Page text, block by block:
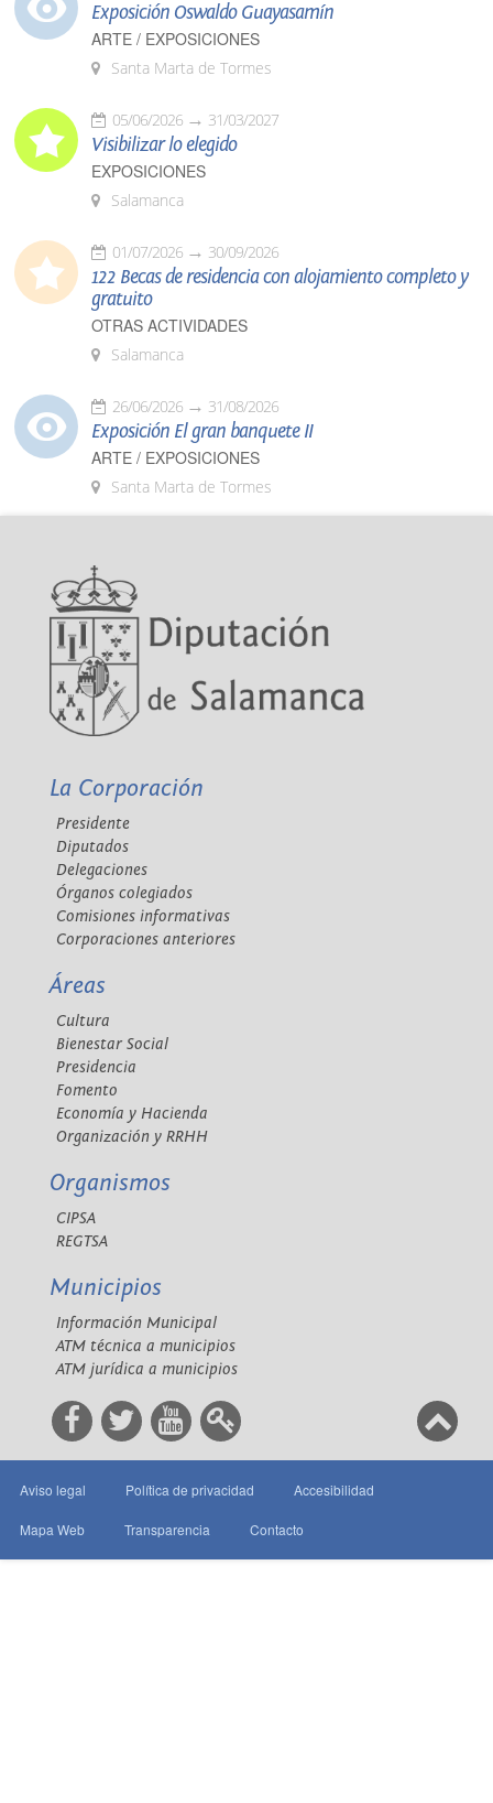
Exposición Oswaldo Guayasamín
ARTE / EXPOSICIONES
Santa Marta de Tormes
05/06/2026 31/03/2027
Visibilizar lo elegido
EXPOSICIONES
Salamanca
01/07/2026 30/09/2026
122 Becas de residencia con alojamiento completo y
gratuito
OTRAS ACTIVIDADES
Salamanca
26/06/2026 31/08/2026
Exposición El gran banquete II
ARTE / EXPOSICIONES
Santa Marta de Tormes
La Corporación
Presidente
Diputados
Delegaciones
Órganos colegiados
Comisiones informativas
Corporaciones anteriores
Áreas
Cultura
Bienestar Social
Presidencia
Fomento
Economía y Hacienda
Organización y RRHH
Organismos
CIPSA
REGTSA
Municipios
Información Municipal
ATM técnica a municipios
ATM jurídica a municipios
Aviso legal Política de privacidad Accesibilidad
Mapa Web Transparencia Contacto